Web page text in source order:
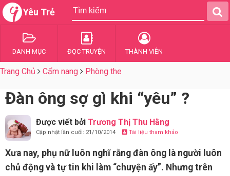
Yêu Trẻ
DANH MỤC ĐỌC TRUYỆN THÀNH VIÊN
Trang Chủ Cẩm nang Phòng the
Đàn ông sợ gì khi “yêu” ?
Được viết bởi Trương Thị Thu Hằng
Cập nhật lần cuối: 21/10/2014 Tài liệu tham khảo
Xưa nay, phụ nữ luôn nghĩ rằng đàn ông là người luôn
chủ động và tự tin khi làm “chuyện ấy”. Nhưng trên